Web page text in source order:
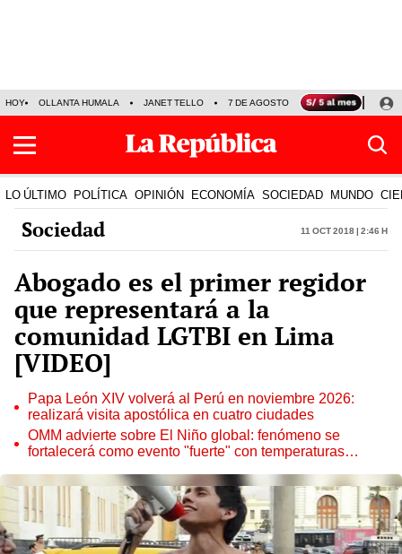
HOY OLLANTA HUMALA JANET TELLO 7 DE AGOSTO TINKA RESULTADOS
LO ÚLTIMO POLÍTICA OPINIÓN ECONOMÍA SOCIEDAD MUNDO
Sociedad 11 Oct 2018 | 2:46 h
Abogado es el primer regidor
que representará a la
comunidad LGTBI en Lima
[VIDEO]
Papa León XIV volverá al Perú en noviembre 2026:
realizará visita apostólica en cuatro ciudades
OMM advierte sobre El Niño global: fenómeno se
fortalecerá como evento "fuerte" con temperaturas